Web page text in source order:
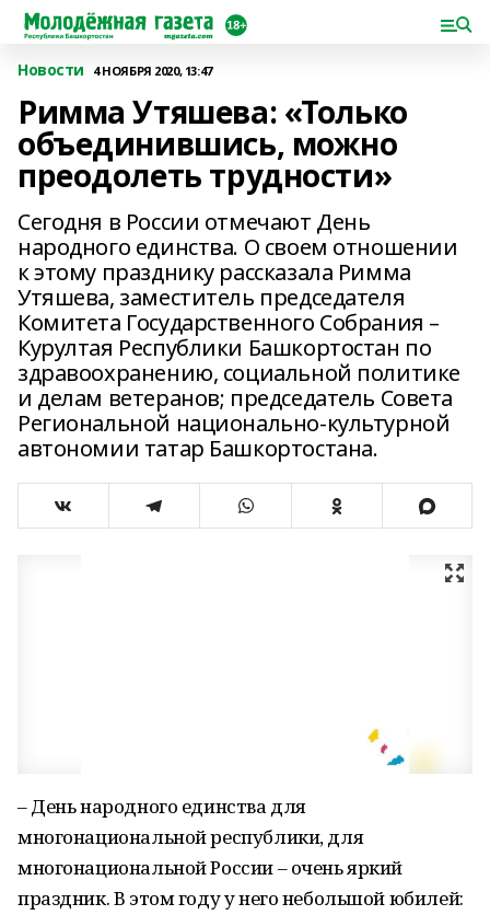
Новости 4 НОЯБРЯ 2020, 13:47
Римма Утяшева: «Только
объединившись, можно
преодолеть трудности»
Сегодня в России отмечают День
народного единства. О своем отношении
к этому празднику рассказала Римма
Утяшева, заместитель председателя
Комитета Государственного Собрания –
Курултая Республики Башкортостан по
здравоохранению, социальной политике
и делам ветеранов; председатель Совета
Региональной национально-культурной
автономии татар Башкортостана.
– День народного единства для
многонациональной республики, для
многонациональной России – очень яркий
праздник. В этом году у него небольшой юбилей: